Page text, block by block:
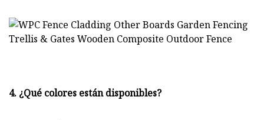
4. ¿Qué colores están disponibles?